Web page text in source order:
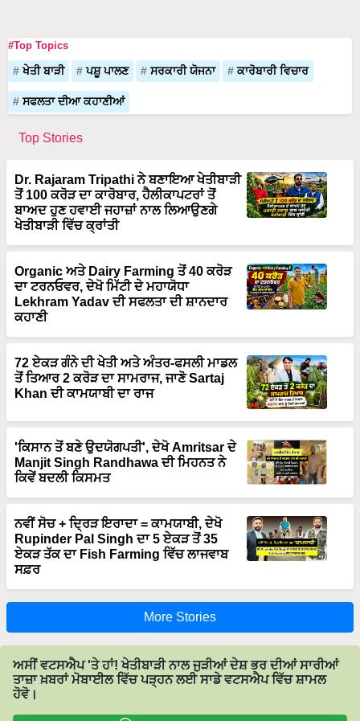
#Top Topics
ਖੇਤੀ ਬਾੜੀ ਪਸ਼ੂ ਪਾਲਣ ਸਰਕਾਰੀ ਯੋਜਨਾ ਕਾਰੋਬਾਰੀ ਵਿਚਾਰ
ਸਫਲਤਾ ਦੀਆ ਕਹਾਣੀਆਂ
Top Stories
Dr. Rajaram Tripathi ਨੇ ਬਣਾਇਆ ਖੇਤੀਬਾੜੀ
ਤੋਂ 100 ਕਰੋੜ ਦਾ ਕਾਰੋਬਾਰ, ਹੈਲੀਕਾਪਟਰਾਂ ਤੋਂ
ਬਾਅਦ ਹੁਣ ਹਵਾਈ ਜਹਾਜ਼ਾਂ ਨਾਲ ਲਿਆਉਣਗੇ
ਖੇਤੀਬਾੜੀ ਵਿੱਚ ਕ੍ਰਾਂਤੀ
Organic ਅਤੇ Dairy Farming ਤੋਂ 40 ਕਰੋੜ
ਦਾ ਟਰਨਓਵਰ, ਦੇਖੋ ਮਿੱਟੀ ਦੇ ਮਹਾਯੋਧਾ
Lekhram Yadav ਦੀ ਸਫਲਤਾ ਦੀ ਸ਼ਾਨਦਾਰ
ਕਹਾਣੀ
72 ਏਕੜ ਗੰਨੇ ਦੀ ਖੇਤੀ ਅਤੇ ਅੰਤਰ-ਫਸਲੀ ਮਾਡਲ
ਤੋਂ ਤਿਆਰ 2 ਕਰੋੜ ਦਾ ਸਾਮਰਾਜ, ਜਾਣੋ Sartaj
Khan ਦੀ ਕਾਮਯਾਬੀ ਦਾ ਰਾਜ
'ਕਿਸਾਨ ਤੋਂ ਬਣੇ ਉਦਯੋਗਪਤੀ', ਦੇਖੋ Amritsar ਦੇ
Manjit Singh Randhawa ਦੀ ਮਿਹਨਤ ਨੇ
ਕਿਵੇਂ ਬਦਲੀ ਕਿਸਮਤ
ਨਵੀਂ ਸੋਚ + ਦ੍ਰਿੜ ਇਰਾਦਾ = ਕਾਮਯਾਬੀ, ਦੇਖੋ
Rupinder Pal Singh ਦਾ 5 ਏਕੜ ਤੋਂ 35
ਏਕੜ ਤੱਕ ਦਾ Fish Farming ਵਿੱਚ ਲਾਜਵਾਬ
ਸਫ਼ਰ
More Stories
ਅਸੀਂ ਵਟਸਐਪ 'ਤੇ ਹਾਂ! ਖੇਤੀਬਾੜੀ ਨਾਲ ਜੁੜੀਆਂ ਦੇਸ਼ ਭਰ ਦੀਆਂ ਸਾਰੀਆਂ
ਤਾਜ਼ਾ ਖ਼ਬਰਾਂ ਮੋਬਾਈਲ ਵਿੱਚ ਪੜ੍ਹਨ ਲਈ ਸਾਡੇ ਵਟਸਐਪ ਵਿੱਚ ਸ਼ਾਮਲ
ਹੋਵੋ।